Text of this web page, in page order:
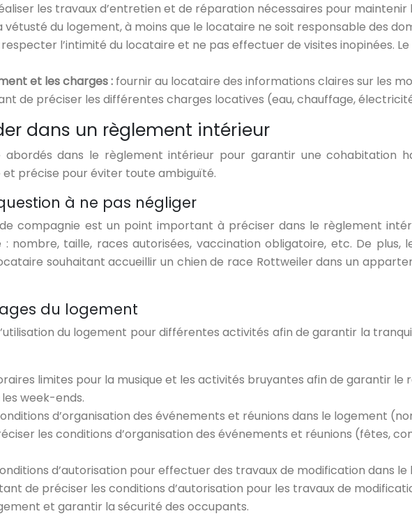
les travaux d’entretien et de réparation nécessaires pour
du logement, à moins que le locataire ne soit responsable des
respecter l’intimité du locataire et ne pas effectuer de visites inopinées.
et les charges : fournir au locataire des informations claires sur les
de préciser les différentes charges locatives (eau, chauffage,
dans un règlement intérieur
dans le règlement intérieur pour garantir une cohabitation
précise pour éviter toute ambiguïté.
à ne pas négliger
de compagnie est un point important à préciser dans le règlement
: nombre, taille, races autorisées, vaccination obligatoire, etc. De
souhaitant accueillir un chien de race Rottweiler dans un
du logement
du logement pour différentes activités afin de garantir la
limites pour la musique et les activités bruyantes afin de garantir le
week-ends.
d’organisation des événements et réunions dans le logement
les conditions d’organisation des événements et réunions (fêtes,
d’autorisation pour effectuer des travaux de modification dans
de préciser les conditions d’autorisation pour les travaux de
et garantir la sécurité des occupants.